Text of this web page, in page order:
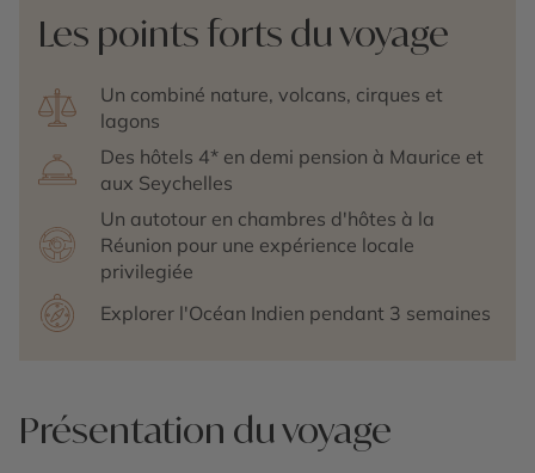
Les points forts du voyage
Un combiné nature, volcans, cirques et
lagons
Des hôtels 4* en demi pension à Maurice et
aux Seychelles
Un autotour en chambres d'hôtes à la
Réunion pour une expérience locale
privilegiée
Explorer l'Océan Indien pendant 3 semaines
Présentation du voyage